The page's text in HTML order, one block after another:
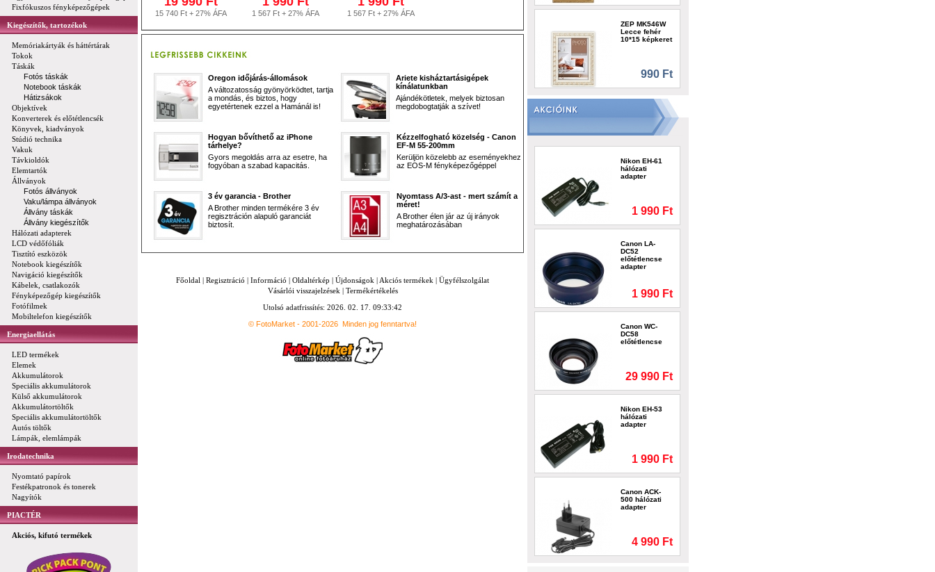
Fixfókuszos fényképezőgépek
Kiegészítők, tartozékok
Memóriakártyák és háttértárak
Tokok
Táskák
Fotós táskák
Notebook táskák
Hátizsákok
Objektívek
Konverterek és előtétlencsék
Könyvek, kiadványok
Stúdió technika
Vakuk
Távkioldók
Elemtartók
Állványok
Fotós állványok
Vaku/lámpa állványok
Állvány táskák
Állvány kiegészítők
Hálózati adapterek
LCD védőfóliák
Tisztító eszközök
Notebook kiegészítők
Navigáció kiegészítők
Kábelek, csatlakozók
Fényképezőgép kiegészítők
Fotófilmek
Mobiltelefon kiegészítők
Energiaellátás
LED termékek
Elemek
Akkumulátorok
Speciális akkumulátorok
Külső akkumulátorok
Akkumulátortöltők
Speciális akkumulátortöltők
Autós töltők
Lámpák, elemlámpák
Irodatechnika
Nyomtató papírok
Festékpatronok és tonerek
Nagyítók
PIACTÉR
Akciós, kifutó termékek
15 740 Ft + 27% ÁFA 1 567 Ft + 27% ÁFA 1 567 Ft + 27% ÁFA
Oregon időjárás-állomások
A változatosság gyönyörködtet, tartja
a mondás, és biztos, hogy
egyetértenek ezzel a Hamánál is!
Ariete kisháztartásigépek
kínálatunkban
Ajándékötletek, melyek biztosan
megdobogtatják a szívet!
Hogyan bővíthető az iPhone
tárhelye?
Gyors megoldás arra az esetre, ha
fogyóban a szabad kapacitás.
Kézzelfogható közelség - Canon
EF-M 55-200mm
Kerüljön közelebb az eseményekhez
az EOS-M fényképezőgéppel
3 év garancia - Brother
A Brother minden termékére 3 év
regisztráción alapuló garanciát
biztosít.
Nyomtass A/3-ast - mert számít a
méret!
A Brother élen jár az új irányok
meghatározásában
Főoldal | Regisztráció | Információ | Oldaltérkép | Újdonságok | Akciós termékek | Ügyfélszolgálat
Vásárlói visszajelzések | Termékértékelés
Utolsó adatfrissítés: 2026. 02. 17. 09:33:42
© FotoMarket - 2001-2026 Minden jog fenntartva!
ZEP MK546W
Lecce fehér
10*15 képkeret
990 Ft
Nikon EH-61
hálózati
adapter
1 990 Ft
Canon LA-
DC52
előtétlencse
adapter
1 990 Ft
Canon WC-
DC58
előtétlencse
29 990 Ft
Nikon EH-53
hálózati
adapter
1 990 Ft
Canon ACK-
500 hálózati
adapter
4 990 Ft